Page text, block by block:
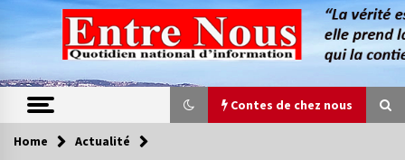
content
Contes de chez nous
Contes de chez nous
Home Actualité